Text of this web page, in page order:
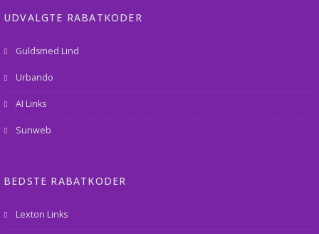
UDVALGTE RABATKODER
Guldsmed Lind
Urbando
AI Links
Sunweb
BEDSTE RABATKODER
Lexton Links